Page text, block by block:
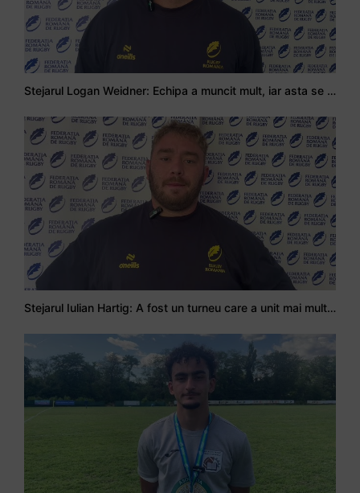
Stejarul Logan Weidner: Echipa a muncit mult, iar asta se va vedea în meciurile de la Nations Cup
Stejarul Iulian Hartig: A fost un turneu care a unit mai mult echipa